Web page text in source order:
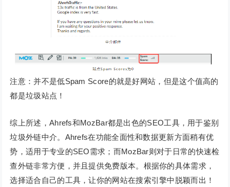
注意：并不是低Spam Score的就是好网站，但是这个值高的
都是垃圾站点！
综上所述，Ahrefs和MozBar都是出色的SEO工具，用于鉴别
垃圾外链中介。Ahrefs在功能全面性和数据更新方面稍有优
势，适用于专业的SEO需求；而MozBar则对于日常的快速检
查外链非常方便，并且提供免费版本。根据你的具体需求，
选择适合自己的工具，让你的网站在搜索引擎中脱颖而出！